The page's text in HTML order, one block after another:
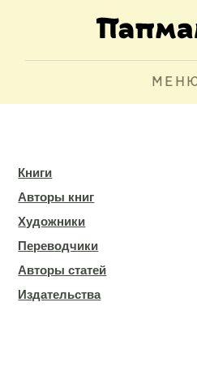
Книги
Авторы книг
Художники
Переводчики
Авторы статей
Издательства